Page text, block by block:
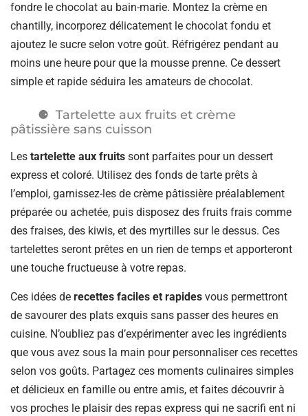
fondre le chocolat au bain-marie. Montez la crème en
chantilly, incorporez délicatement le chocolat fondu et
ajoutez le sucre selon votre goût. Réfrigérez pendant au
moins une heure pour que la mousse prenne. Ce dessert
simple et rapide séduira les amateurs de chocolat.
Tartelette aux fruits et crème
pâtissière sans cuisson
Les tartelette aux fruits sont parfaites pour un dessert
express et coloré. Utilisez des fonds de tarte prêts à
l’emploi, garnissez-les de crème pâtissière préalablement
préparée ou achetée, puis disposez des fruits frais comme
des fraises, des kiwis, et des myrtilles sur le dessus. Ces
tartelettes seront prêtes en un rien de temps et apporteront
une touche fructueuse à votre repas.
Ces idées de recettes faciles et rapides vous permettront
de savourer des plats exquis sans passer des heures en
cuisine. N’oubliez pas d’expérimenter avec les ingrédients
que vous avez sous la main pour personnaliser ces recettes
selon vos goûts. Partagez ces moments culinaires simples
et délicieux en famille ou entre amis, et faites découvrir à
vos proches le plaisir des repas express qui ne sacrifi ent ni